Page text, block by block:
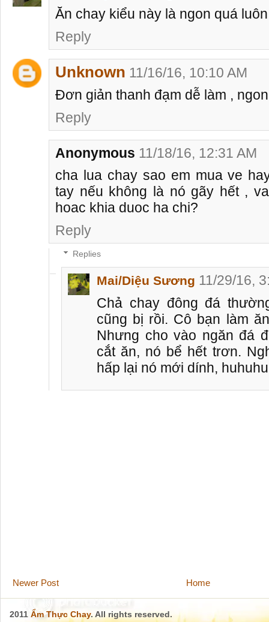
Ăn chay kiểu này là ngon quá
Reply
Unknown 11/16/16, 10:10 AM
Đơn giản thanh đạm dễ làm ,
Reply
Anonymous 11/18/16, 12:31 AM
cha lua chay sao em mua ve
tay nếu không là nó gãy hết ,
hoac khia duoc ha chi?
Reply
Replies
Mai/Diệu Sương 11/29/16,
Chả chay đông đá
cũng bị rồi. Cô bạn làm
Nhưng cho vào ngăn đá
cắt ăn, nó bể hết trơn.
hấp lại nó mới dính, huhuhu
Newer Post Home
2011 Ẩm Thực Chay. All rights reserved.